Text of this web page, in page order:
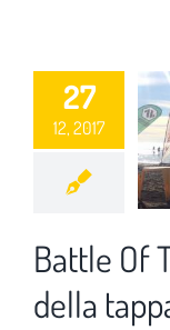
27
12, 2017
Battle Of
della